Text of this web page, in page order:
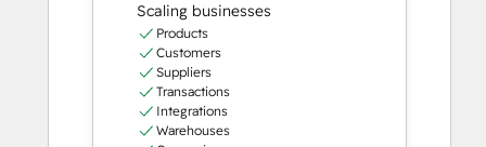
Scaling businesses
Products
Customers
Suppliers
Transactions
Integrations
Warehouses